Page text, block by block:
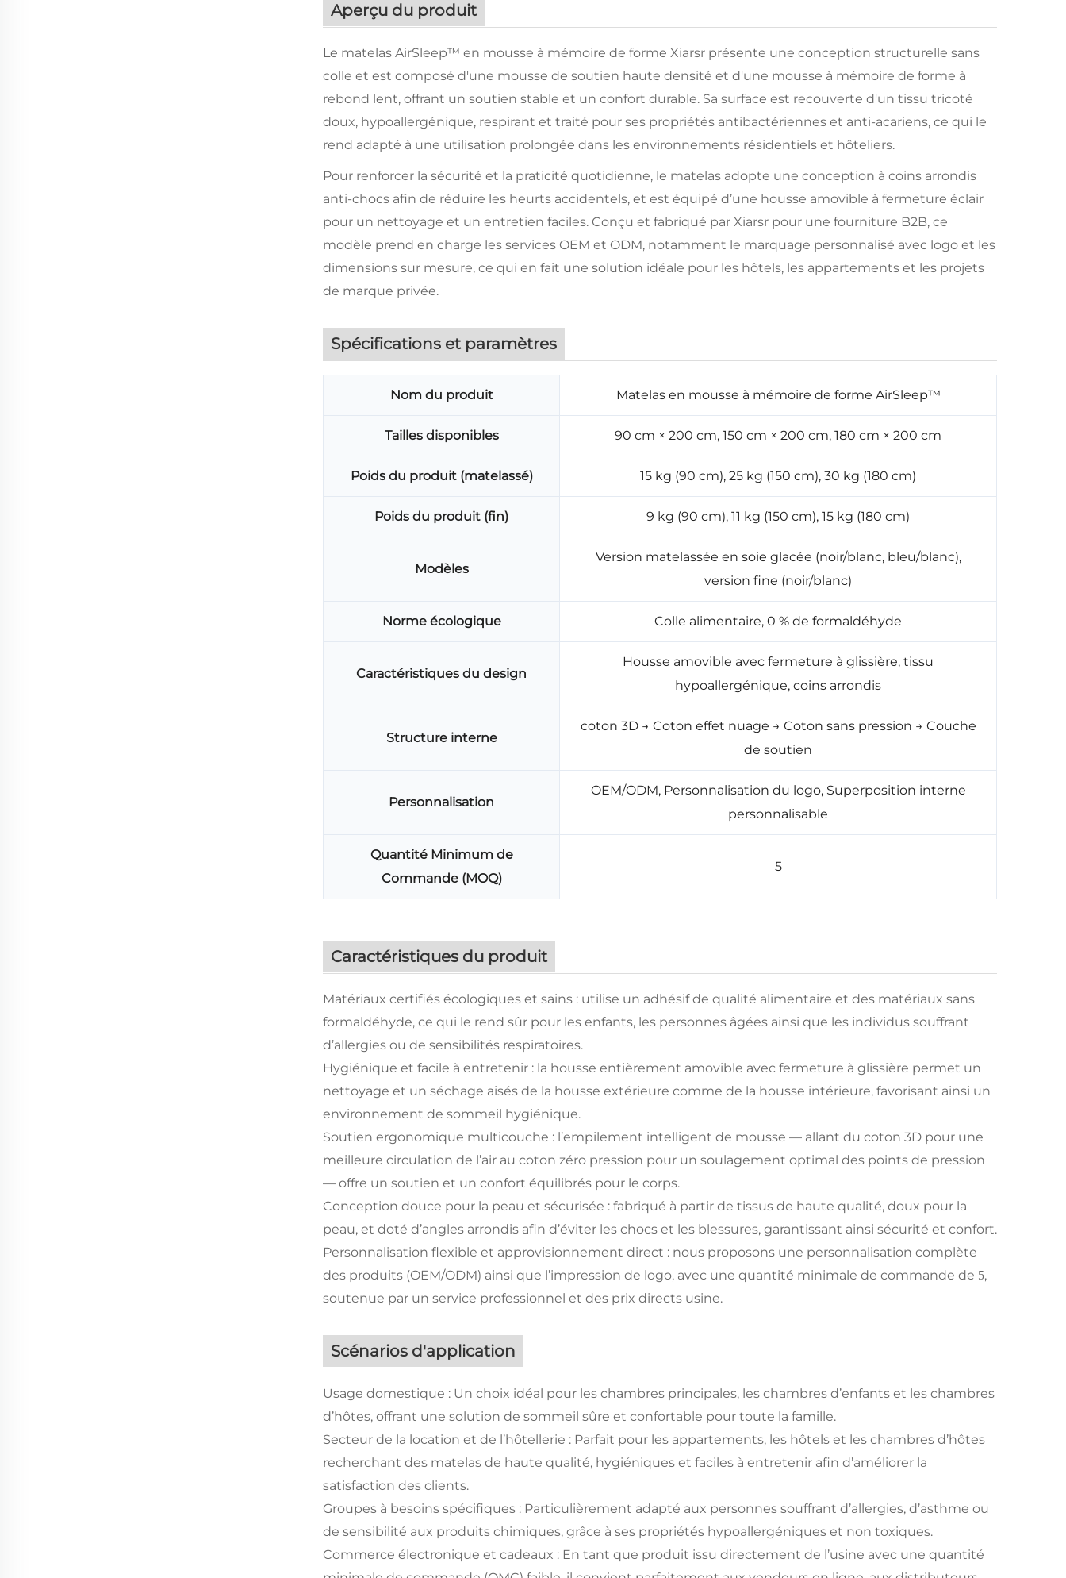
Aperçu du produit
Le matelas AirSleep™ en mousse à mémoire de forme Xiarsr présente une conception structurelle sans
colle et est composé d'une mousse de soutien haute densité et d'une mousse à mémoire de forme à
rebond lent, offrant un soutien stable et un confort durable. Sa surface est recouverte d'un tissu tricoté
doux, hypoallergénique, respirant et traité pour ses propriétés antibactériennes et anti-acariens, ce qui le
rend adapté à une utilisation prolongée dans les environnements résidentiels et hôteliers.
Pour renforcer la sécurité et la praticité quotidienne, le matelas adopte une conception à coins arrondis
anti-chocs afin de réduire les heurts accidentels, et est équipé d’une housse amovible à fermeture éclair
pour un nettoyage et un entretien faciles. Conçu et fabriqué par Xiarsr pour une fourniture B2B, ce
modèle prend en charge les services OEM et ODM, notamment le marquage personnalisé avec logo et les
dimensions sur mesure, ce qui en fait une solution idéale pour les hôtels, les appartements et les projets
de marque privée.
Spécifications et paramètres
Nom du produit Matelas en mousse à mémoire de forme AirSleep™
Tailles disponibles 90 cm × 200 cm, 150 cm × 200 cm, 180 cm × 200 cm
Poids du produit (matelassé) 15 kg (90 cm), 25 kg (150 cm), 30 kg (180 cm)
Poids du produit (fin) 9 kg (90 cm), 11 kg (150 cm), 15 kg (180 cm)
Modèles
Version matelassée en soie glacée (noir/blanc, bleu/blanc),
version fine (noir/blanc)
Norme écologique Colle alimentaire, 0 % de formaldéhyde
Caractéristiques du design
Housse amovible avec fermeture à glissière, tissu
hypoallergénique, coins arrondis
Structure interne
coton 3D → Coton effet nuage → Coton sans pression → Couche
de soutien
Personnalisation
OEM/ODM, Personnalisation du logo, Superposition interne
personnalisable
Quantité Minimum de
Commande (MOQ)
5
Caractéristiques du produit
Matériaux certifiés écologiques et sains : utilise un adhésif de qualité alimentaire et des matériaux sans
formaldéhyde, ce qui le rend sûr pour les enfants, les personnes âgées ainsi que les individus souffrant
d’allergies ou de sensibilités respiratoires.
Hygiénique et facile à entretenir : la housse entièrement amovible avec fermeture à glissière permet un
nettoyage et un séchage aisés de la housse extérieure comme de la housse intérieure, favorisant ainsi un
environnement de sommeil hygiénique.
Soutien ergonomique multicouche : l’empilement intelligent de mousse — allant du coton 3D pour une
meilleure circulation de l’air au coton zéro pression pour un soulagement optimal des points de pression
— offre un soutien et un confort équilibrés pour le corps.
Conception douce pour la peau et sécurisée : fabriqué à partir de tissus de haute qualité, doux pour la
peau, et doté d’angles arrondis afin d’éviter les chocs et les blessures, garantissant ainsi sécurité et confort.
Personnalisation flexible et approvisionnement direct : nous proposons une personnalisation complète
des produits (OEM/ODM) ainsi que l’impression de logo, avec une quantité minimale de commande de 5,
soutenue par un service professionnel et des prix directs usine.
Scénarios d'application
Usage domestique : Un choix idéal pour les chambres principales, les chambres d’enfants et les chambres
d’hôtes, offrant une solution de sommeil sûre et confortable pour toute la famille.
Secteur de la location et de l’hôtellerie : Parfait pour les appartements, les hôtels et les chambres d’hôtes
recherchant des matelas de haute qualité, hygiéniques et faciles à entretenir afin d’améliorer la
satisfaction des clients.
Groupes à besoins spécifiques : Particulièrement adapté aux personnes souffrant d’allergies, d’asthme ou
de sensibilité aux produits chimiques, grâce à ses propriétés hypoallergéniques et non toxiques.
Commerce électronique et cadeaux : En tant que produit issu directement de l’usine avec une quantité